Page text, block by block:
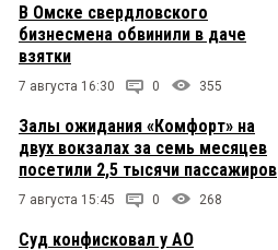
В Омске свердловского
бизнесмена обвинили в даче
взятки
7 августа 16:30 0 355
Залы ожидания «Комфорт» на
двух вокзалах за семь месяцев
посетили 2,5 тысячи пассажиров
7 августа 15:45 0 268
Суд конфисковал у АО